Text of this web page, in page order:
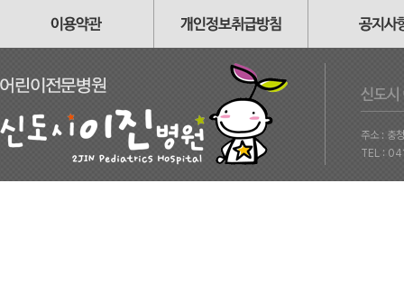
주소 : 충
TEL :